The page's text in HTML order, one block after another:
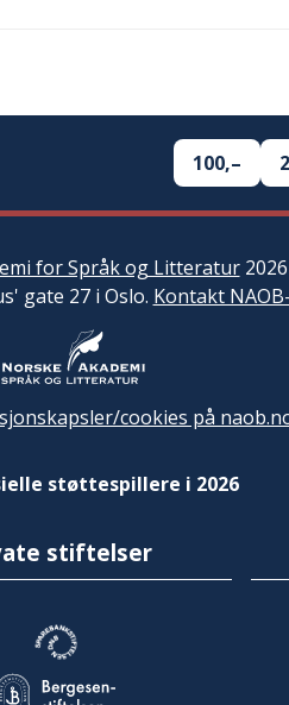
100,–
for Språk og Litteratur2026
gate 27 i Oslo. Kontakt
cookies på
støttespillere i 2026
stiftelser